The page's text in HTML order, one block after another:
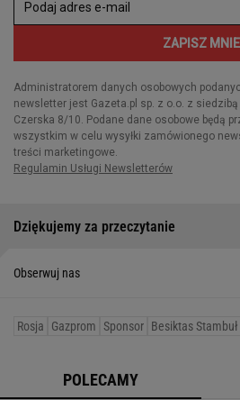
Dziękujemy za przeczytanie
Obserwuj nas
Rosja Gazprom Sponsor Besiktas Stambuł
POLECAMY